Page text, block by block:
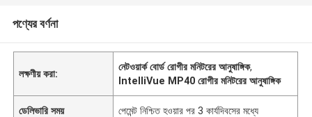
পণ্যের বর্ণনা
লক্ষণীয় করা:
নেটওয়ার্ক বোর্ড রোগীর মনিটরের আনুষাঙ্গিক,
IntelliVue MP40 রোগীর মনিটরের আনুষাঙ্গিক
ডেলিভারি সময় পেমেন্ট নিশ্চিত হওয়ার পর 3 কার্যদিবসের মধ্যে